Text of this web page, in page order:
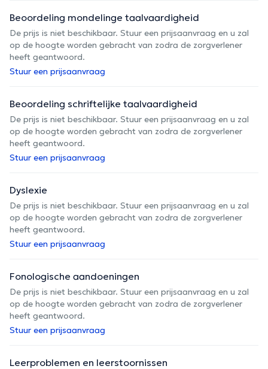
Beoordeling mondelinge taalvaardigheid
De prijs is niet beschikbaar. Stuur een prijsaanvraag en u zal
op de hoogte worden gebracht van zodra de zorgverlener
heeft geantwoord.
Stuur een prijsaanvraag
Beoordeling schriftelijke taalvaardigheid
De prijs is niet beschikbaar. Stuur een prijsaanvraag en u zal
op de hoogte worden gebracht van zodra de zorgverlener
heeft geantwoord.
Stuur een prijsaanvraag
Dyslexie
De prijs is niet beschikbaar. Stuur een prijsaanvraag en u zal
op de hoogte worden gebracht van zodra de zorgverlener
heeft geantwoord.
Stuur een prijsaanvraag
Fonologische aandoeningen
De prijs is niet beschikbaar. Stuur een prijsaanvraag en u zal
op de hoogte worden gebracht van zodra de zorgverlener
heeft geantwoord.
Stuur een prijsaanvraag
Leerproblemen en leerstoornissen